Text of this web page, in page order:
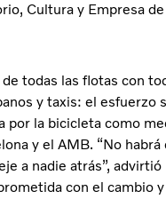
Cultura y Empresa
todas las flotas con
y taxis: el esfuerzo
por la bicicleta como
y el AMB. “No
a nadie atrás”,
con el cambio